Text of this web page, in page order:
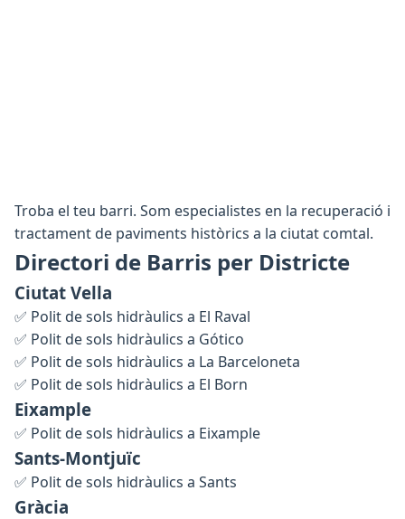
Troba el teu barri. Som especialistes en la recuperació i
tractament de paviments històrics a la ciutat comtal.
Directori de Barris per Districte
Ciutat Vella
✅ Polit de sols hidràulics a El Raval
✅ Polit de sols hidràulics a Gótico
✅ Polit de sols hidràulics a La Barceloneta
✅ Polit de sols hidràulics a El Born
Eixample
✅ Polit de sols hidràulics a Eixample
Sants-Montjuïc
✅ Polit de sols hidràulics a Sants
Gràcia